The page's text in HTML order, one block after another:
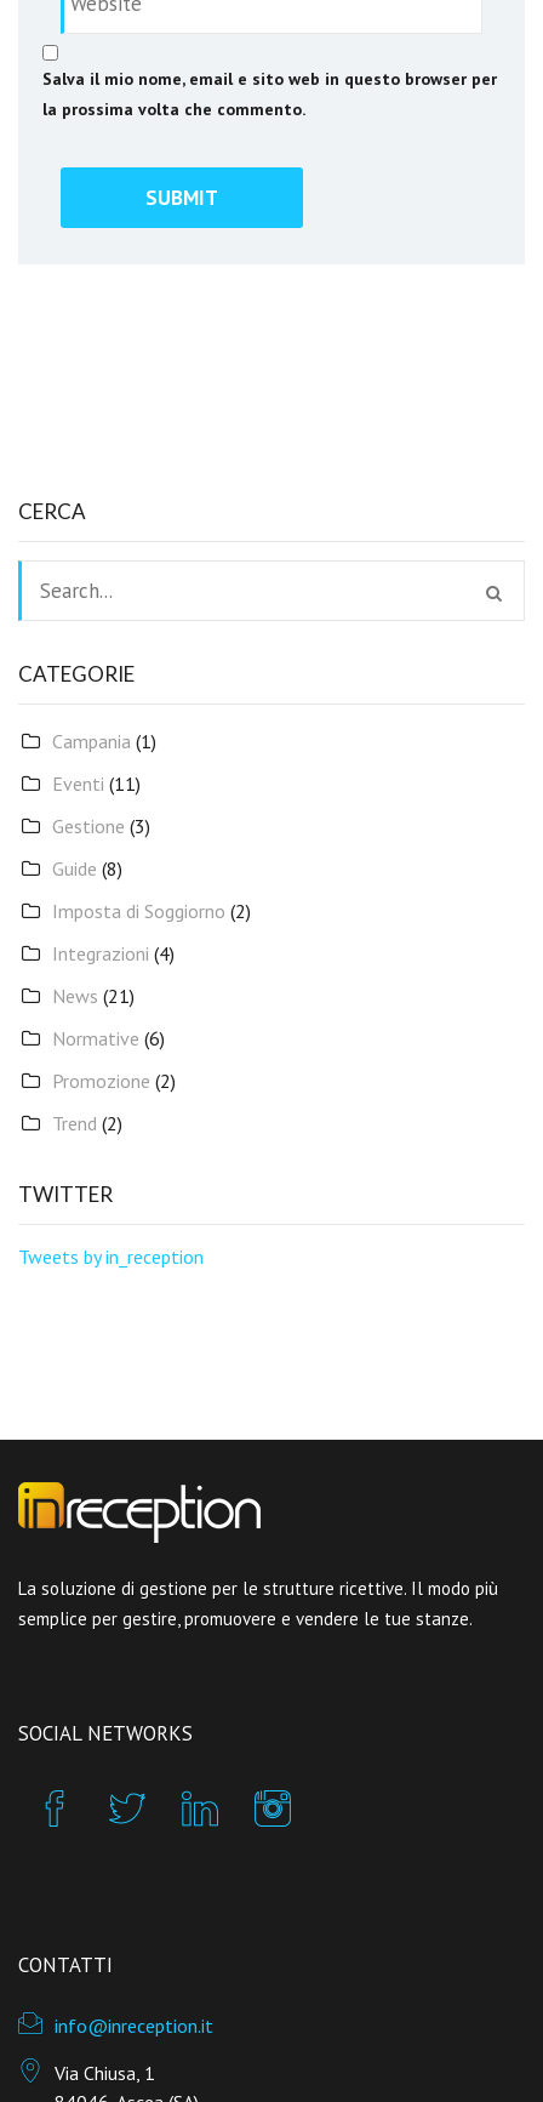
Salva il mio nome, email e sito web in questo browser per
la prossima volta che commento.
CERCA
CATEGORIE
Campania (1)
Eventi (11)
Gestione (3)
Guide (8)
Imposta di Soggiorno (2)
Integrazioni (4)
News (21)
Normative (6)
Promozione (2)
Trend (2)
TWITTER
Tweets by in_reception
La soluzione di gestione per le strutture ricettive. Il modo più
semplice per gestire, promuovere e vendere le tue stanze.
SOCIAL NETWORKS
CONTATTI
info@inreception.it
Via Chiusa, 1